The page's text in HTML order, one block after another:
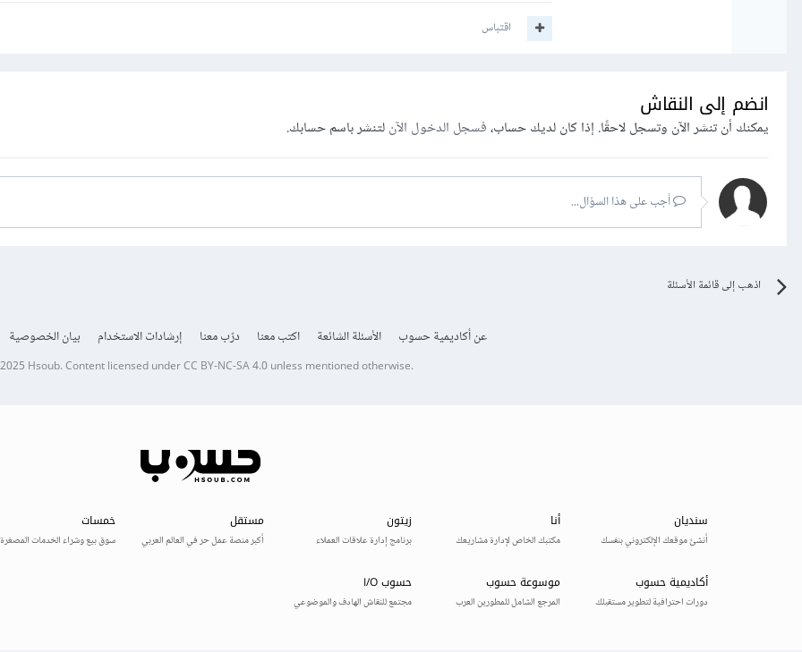
اقتباس
انضم إلى النقاش
يمكنك أن تنشر الآن وتسجل لاحقًا. إذا كان لديك حساب،فسجل الدخول الآنلتنشر باسم حسابك.
أجب على هذا السؤال...
اذهب إلى قائمة الأسئلة
عن أكاديمية حسوب الأسئلة الشائعة اكتب معنا درّب معنا إرشادات الاستخدام بيان الخصوصية
Hsoub.Content licensed underCC BY-NC-SA 4.0unless mentioned otherwise.